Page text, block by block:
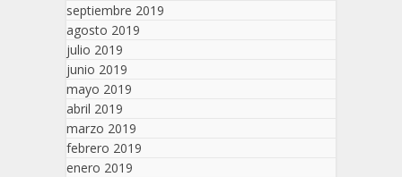
septiembre 2019
agosto 2019
julio 2019
junio 2019
mayo 2019
abril 2019
marzo 2019
febrero 2019
enero 2019